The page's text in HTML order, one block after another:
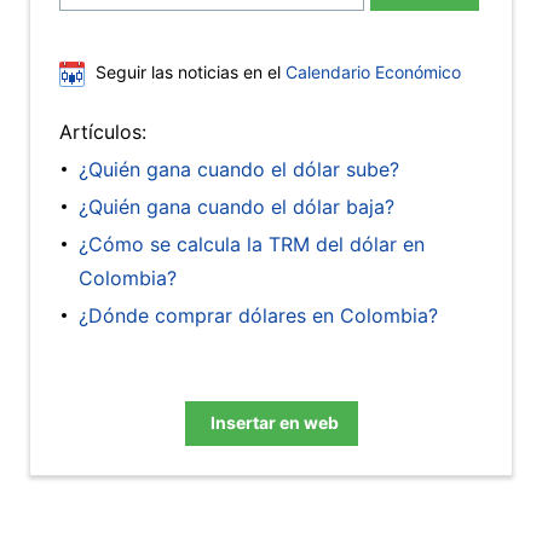
Seguir las noticias en el Calendario Económico
Artículos:
¿Quién gana cuando el dólar sube?
¿Quién gana cuando el dólar baja?
¿Cómo se calcula la TRM del dólar en
Colombia?
¿Dónde comprar dólares en Colombia?
Insertar en web